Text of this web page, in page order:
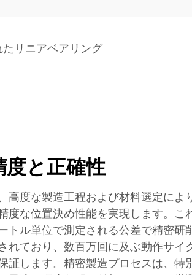
たリニアベアリング
度と正確性
高度な製造工程および材料選定によ
度な位置決め性能を実現します。こ
トル単位で測定される公差で精密研
れており、数百万回に及ぶ動作サイ
証します。精密製造プロセスは、特